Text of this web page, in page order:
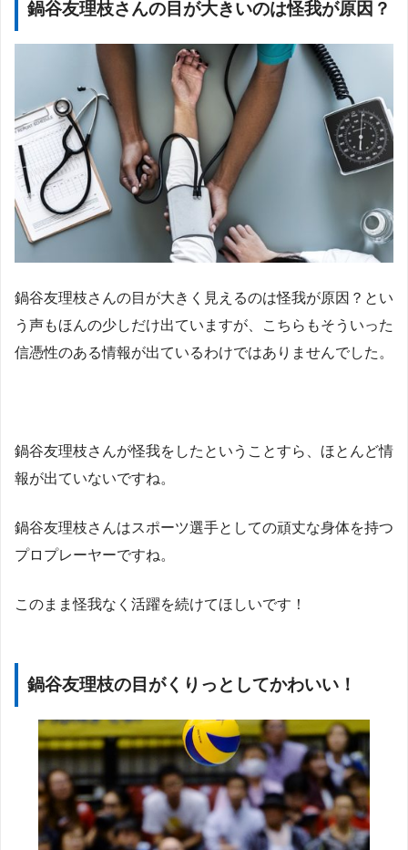
鍋谷友理枝さんの目が大きいのは怪我が原因？
鍋谷友理枝さんの目が大きく見えるのは怪我が原因？とい
う声もほんの少しだけ出ていますが、こちらもそういった
信憑性のある情報が出ているわけではありませんでした。
鍋谷友理枝さんが怪我をしたということすら、ほとんど情
報が出ていないですね。
鍋谷友理枝さんはスポーツ選手としての頑丈な身体を持つ
プロプレーヤーですね。
このまま怪我なく活躍を続けてほしいです！
鍋谷友理枝の目がくりっとしてかわいい！